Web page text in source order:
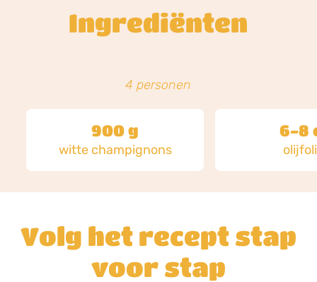
Ingrediënten
4 personen
900 g
witte champignons
6-8
Volg het recept stap
voor stap